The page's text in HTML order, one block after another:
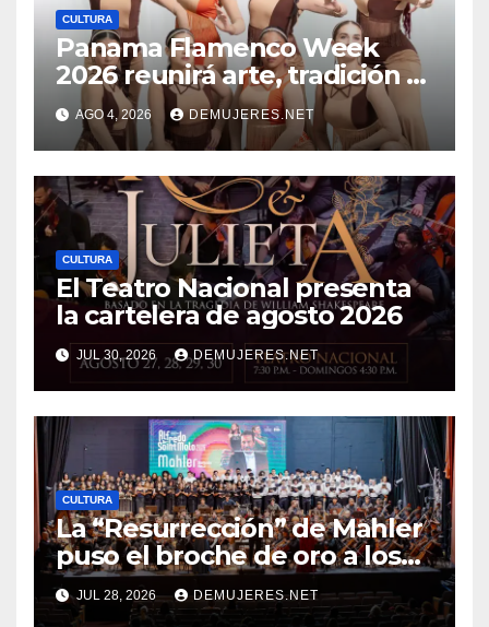
CULTURA
Panama Flamenco Week
2026 reunirá arte, tradición y
cultura española en
beneficio de FANLYC
AGO 4, 2026 DEMUJERES.NET
CULTURA
El Teatro Nacional presenta
la cartelera de agosto 2026
JUL 30, 2026 DEMUJERES.NET
CULTURA
La “Resurrección” de Mahler
puso el broche de oro a los
20 años del Festival Alfredo
De Saint Malo
JUL 28, 2026 DEMUJERES.NET